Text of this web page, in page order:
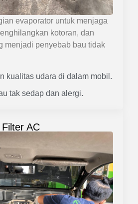
evaporator untuk menjaga
kotoran, dan
menjadi penyebab bau tidak
kualitas udara di dalam mobil.
tak sedap dan alergi.
Filter AC